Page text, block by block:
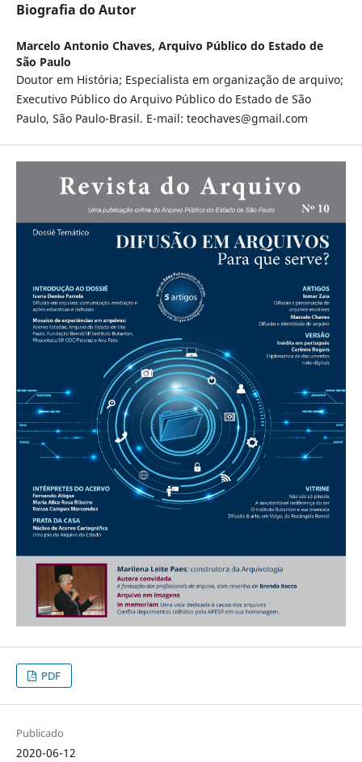
Biografia do Autor
Marcelo Antonio Chaves, Arquivo Público do Estado de
São Paulo
Doutor em História; Especialista em organização de arquivo;
Executivo Público do Arquivo Público do Estado de São
Paulo, São Paulo-Brasil. E-mail: teochaves@gmail.com
PDF
Publicado
2020-06-12